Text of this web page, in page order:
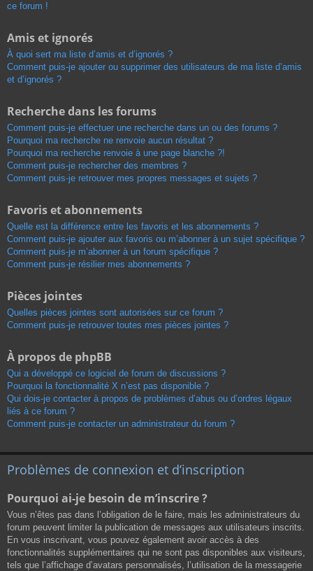
ce forum !
Amis et ignorés
À quoi sert ma liste d’amis et d’ignorés ?
Comment puis-je ajouter ou supprimer des utilisateurs de ma liste d’amis
et d’ignorés ?
Recherche dans les forums
Comment puis-je effectuer une recherche dans un ou des forums ?
Pourquoi ma recherche ne renvoie aucun résultat ?
Pourquoi ma recherche renvoie à une page blanche ?!
Comment puis-je rechercher des membres ?
Comment puis-je retrouver mes propres messages et sujets ?
Favoris et abonnements
Quelle est la différence entre les favoris et les abonnements ?
Comment puis-je ajouter aux favoris ou m’abonner à un sujet spécifique ?
Comment puis-je m’abonner à un forum spécifique ?
Comment puis-je résilier mes abonnements ?
Pièces jointes
Quelles pièces jointes sont autorisées sur ce forum ?
Comment puis-je retrouver toutes mes pièces jointes ?
À propos de phpBB
Qui a développé ce logiciel de forum de discussions ?
Pourquoi la fonctionnalité X n’est pas disponible ?
Qui dois-je contacter à propos de problèmes d’abus ou d’ordres légaux
liés à ce forum ?
Comment puis-je contacter un administrateur du forum ?
Problèmes de connexion et d’inscription
Pourquoi ai-je besoin de m’inscrire ?
Vous n’êtes pas dans l’obligation de le faire, mais les administrateurs du
forum peuvent limiter la publication de messages aux utilisateurs inscrits.
En vous inscrivant, vous pouvez également avoir accès à des
fonctionnalités supplémentaires qui ne sont pas disponibles aux visiteurs,
tels que l’affichage d’avatars personnalisés, l’utilisation de la messagerie